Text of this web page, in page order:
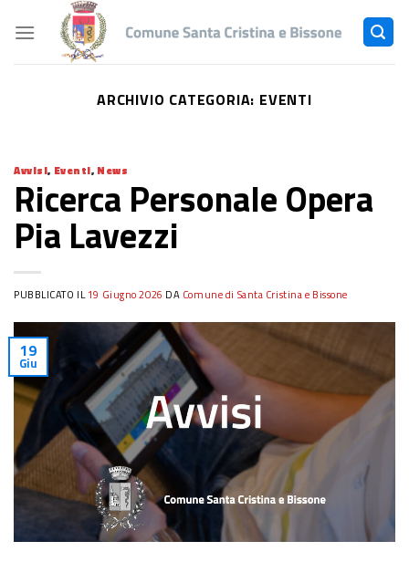
ARCHIVIO CATEGORIA: EVENTI
Avvisi, Eventi, News
Ricerca Personale Opera
Pia Lavezzi
PUBBLICATO IL19 Giugno 2026 DA Comune di Santa Cristina e Bissone
19
Giu